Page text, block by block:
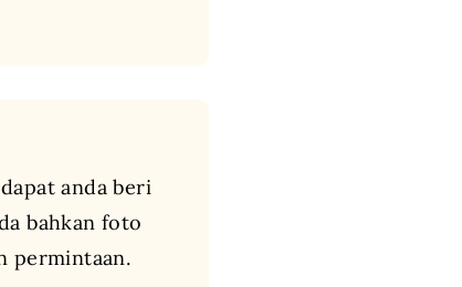
anda beri
bahkan foto
permintaan.